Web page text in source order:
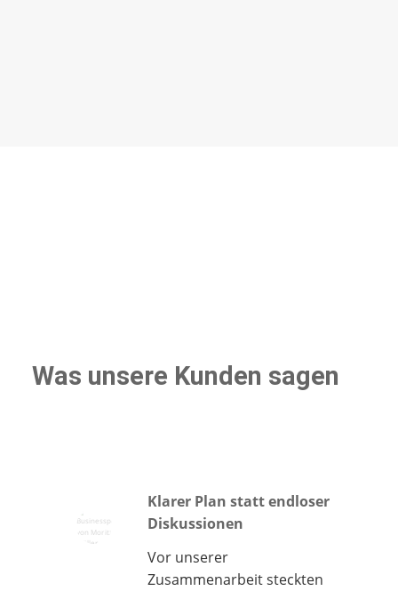
Was unsere Kunden sagen
Klarer Plan statt endloser
Diskussionen
Vor unserer
Zusammenarbeit steckten